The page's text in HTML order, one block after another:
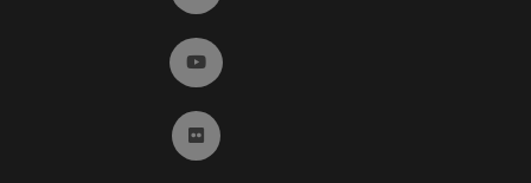
Ir a YouTube (abre en ventana nueva)
Ir a Flickr (abre en ventana nueva)